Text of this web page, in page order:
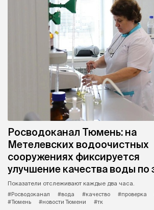
Росводоканал Тюмень: на
Метелевских водоочистных
сооружениях фиксируется
улучшение качества воды по
Показатели отслеживают каждые два часа.
#Росводоканал
#вода #качество #проверка
#Тюмень
#новости Тюмени #тк